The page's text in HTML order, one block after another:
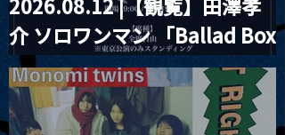
介 ソロワンマン 「Ballad Box
2026」